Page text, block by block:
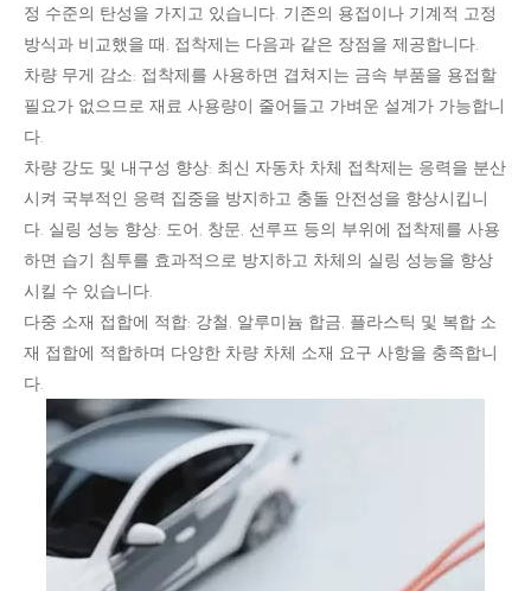
정 수준의 탄성을 가지고 있습니다. 기존의 용접이나 기계적 고정
방식과 비교했을 때, 접착제는 다음과 같은 장점을 제공합니다.
차량 무게 감소: 접착제를 사용하면 겹쳐지는 금속 부품을 용접할
필요가 없으므로 재료 사용량이 줄어들고 가벼운 설계가 가능합니
다.
차량 강도 및 내구성 향상: 최신 자동차 차체 접착제는 응력을 분산
시켜 국부적인 응력 집중을 방지하고 충돌 안전성을 향상시킵니
다. 실링 성능 향상: 도어, 창문, 선루프 등의 부위에 접착제를 사용
하면 습기 침투를 효과적으로 방지하고 차체의 실링 성능을 향상
시킬 수 있습니다.
다중 소재 접합에 적합: 강철, 알루미늄 합금, 플라스틱 및 복합 소
재 접합에 적합하며 다양한 차량 차체 소재 요구 사항을 충족합니
다.